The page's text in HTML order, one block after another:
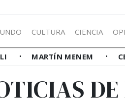
CULTURA CIENCIA
MARTÍN MENEM